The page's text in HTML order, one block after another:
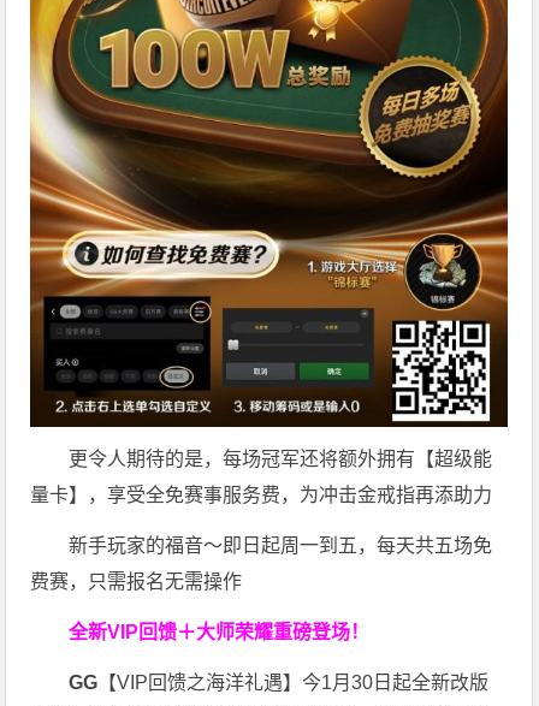
更令人期待的是，每场冠军还将额外拥有【超级能
量卡】，享受全免赛事服务费，为冲击金戒指再添助力
新手玩家的福音～即日起周一到五，每天共五场免
费赛，只需报名无需操作
全新VIP回馈＋大师荣耀重磅登场！
GG 【VIP回馈之海洋礼遇】今1月30日起全新改版